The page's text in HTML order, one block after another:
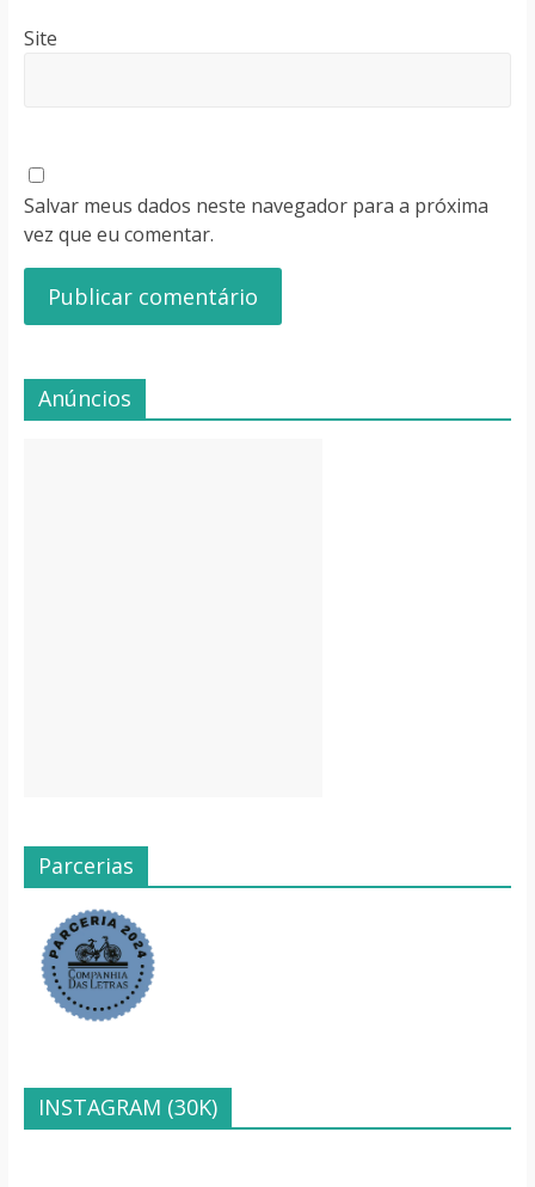
Site
Salvar meus dados neste navegador para a próxima
vez que eu comentar.
Anúncios
Parcerias
INSTAGRAM (30K)